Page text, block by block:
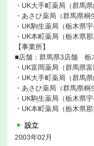
・UK大手町薬局（群馬
・あさひ薬局（群馬県桐
・UK駒生薬局（栃木県
・UK本町薬局（栃木県
【事業所】
■店舗：群馬県3店舗 栃
・UK富岡薬局（群馬県
・UK大手町薬局（群馬
・あさひ薬局（群馬県桐
・UK駒生薬局（栃木県
・UK本町薬局（栃木県
設立
2003年02月